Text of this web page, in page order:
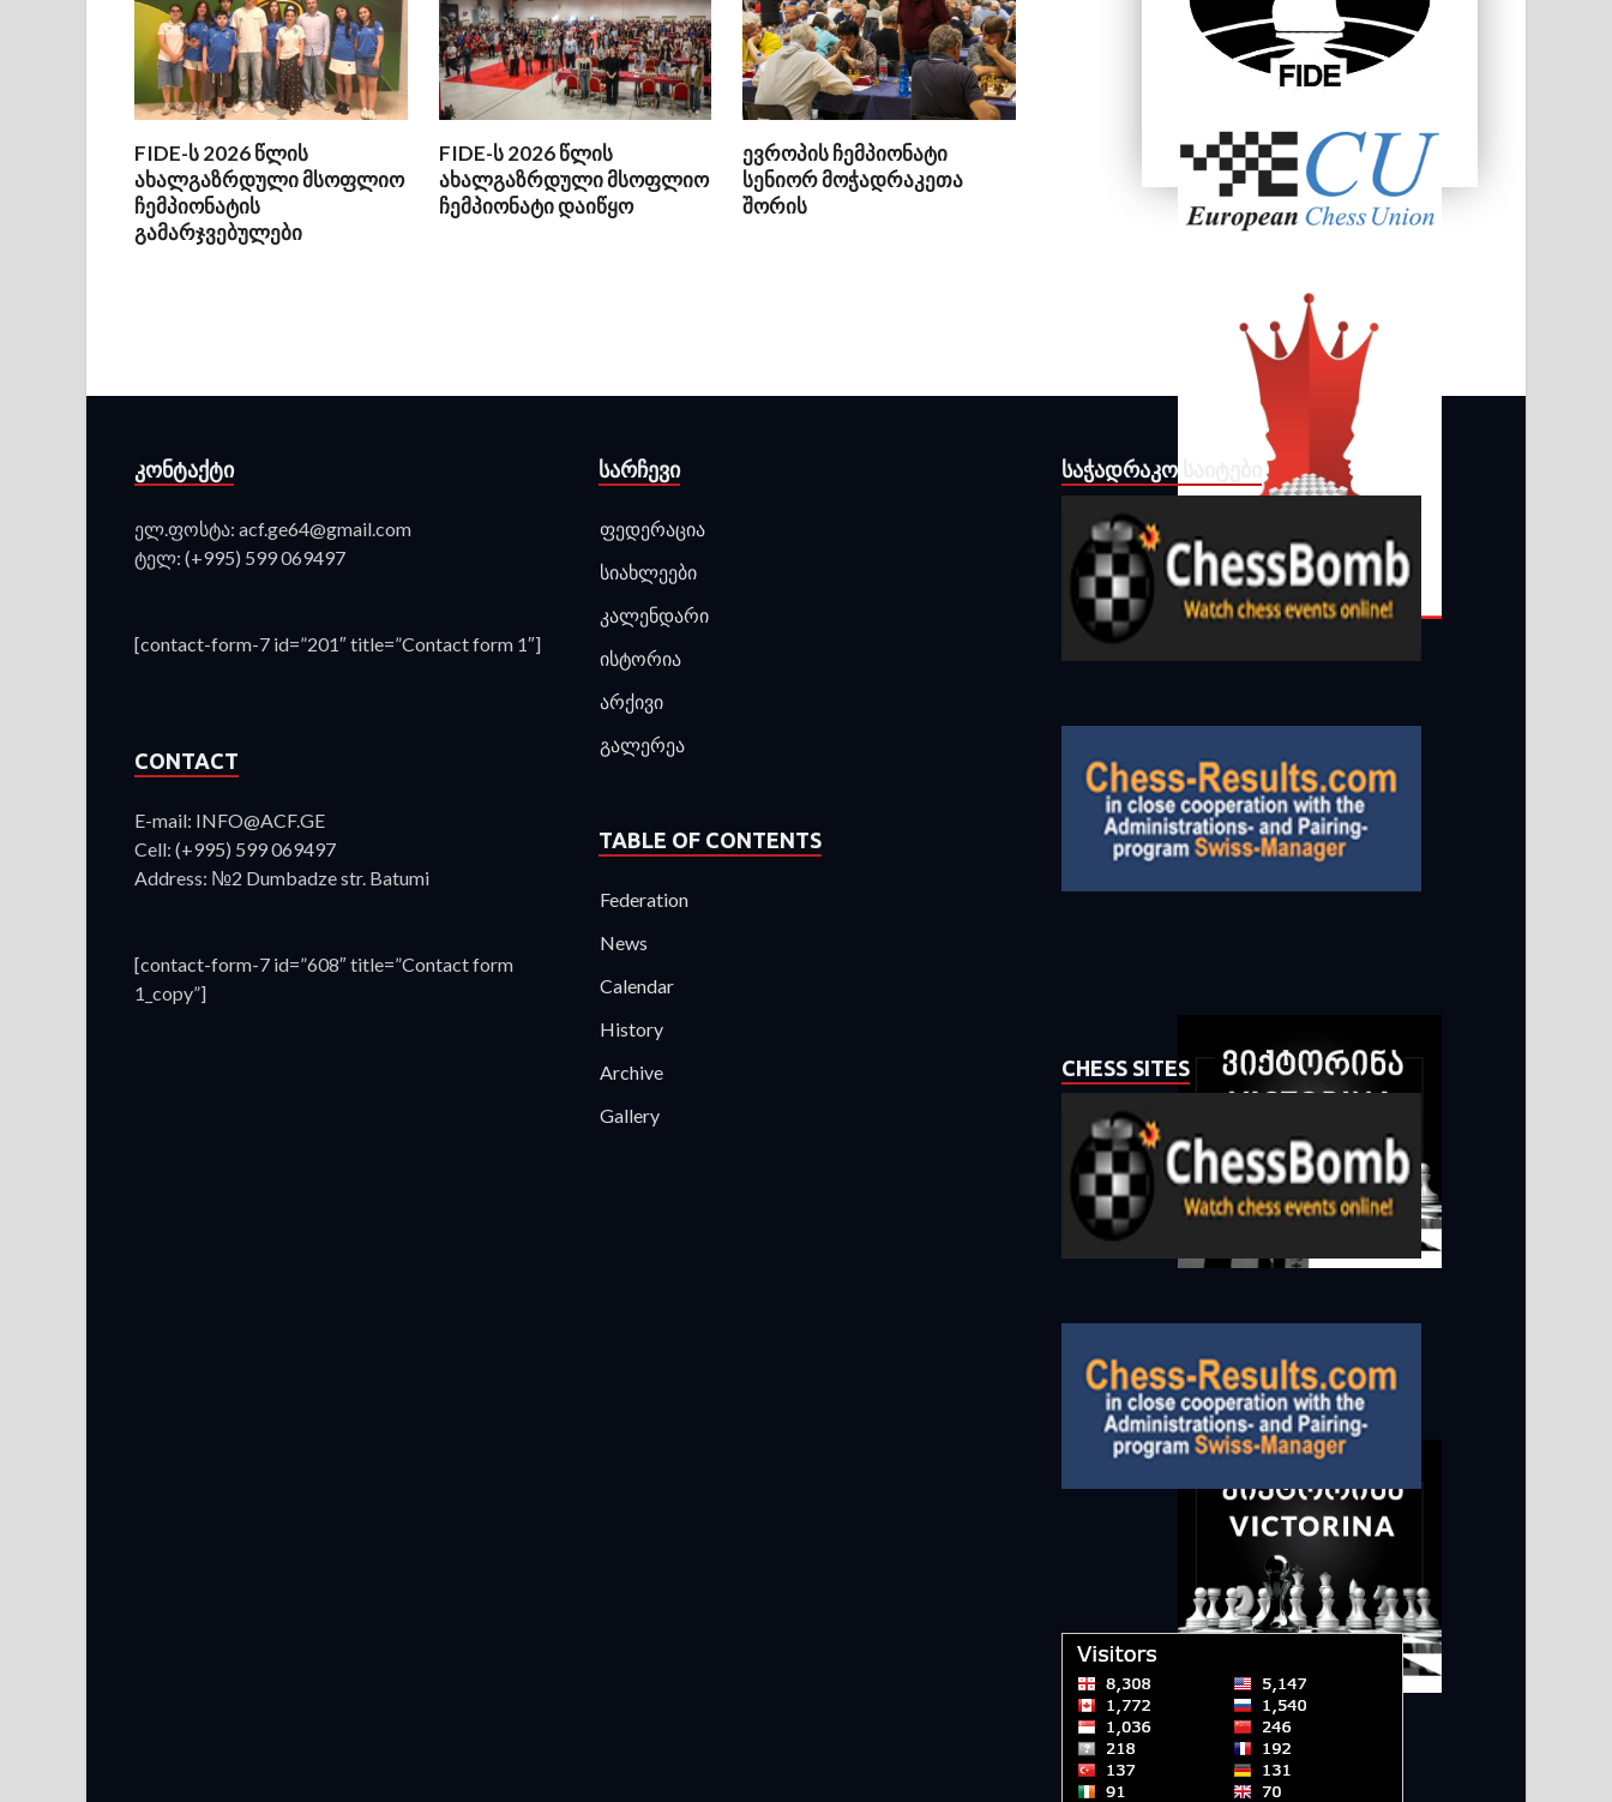
FIDE-ს 2026 წლის
ახალგაზრდული მსოფლიო
ჩემპიონატის
გამარჯვებულები
FIDE-ს 2026 წლის
ახალგაზრდული მსოფლიო
ჩემპიონატი დაიწყო
ევროპის ჩემპიონატი
სენიორ მოჭადრაკეთა
შორის
ᲙᲝᲜᲢᲐᲥᲢᲘ
ელ.ფოსტა: acf.ge64@gmail.com
ტელ: (+995) 599 069497
[contact-form-7 id=”201″ title=”Contact form 1″]
CONTACT
E-mail: INFO@ACF.GE
Cell: (+995) 599 069497
Address: №2 Dumbadze str. Batumi
[contact-form-7 id=”608″ title=”Contact form
1_copy”]
ᲡᲐᲠᲩᲔᲕᲘ
ფედერაცია
სიახლეები
კალენდარი
ისტორია
არქივი
გალერეა
TABLE OF CONTENTS
Federation
News
Calendar
History
Archive
Gallery
ᲡᲐᲭᲐᲓᲠᲐᲙᲝ ᲡᲐᲘᲢᲔᲑᲘ
CHESS SITES